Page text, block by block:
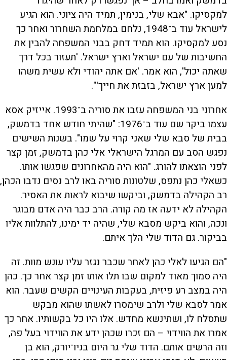
למקסיקו. "אבא שלי, בנימין, תמיד היה ציוני. הוא הגיע
לישראל עוד ב־1948, נלחם במלחמת השחרור ואחר כך
נסע למקסיקו. הוא תמיד דחק בבני המשפחה להבין את
החשיבות של עם ישראל וארץ ישראל. 'תעזור בכל דרך
שאתה יכול', הוא אמר. 'אם אתה יהודי ולא עשית משהו
למען ארץ ישראל, בזבזת את חייך'".
אחרוני בני המשפחה עזבו את סוריה ב־1993. אייזיק אסא
עצמו ביקר שם עוד ב־1976: "שהיתי חודש אחד בדמשק,
בבית של סבא שלי שאני קרוי על שמו". בשנות השישים
נפגש הסב עם המרגל הישראלי אלי כהן בדמשק, זמן קצר
לפני הוצאתו להורג. "הוא היה מהאחרונים שפגשו אותו.
כשאלי כהן נתפס, שלטונות סוריה באו לרב נסים נדבו הכהן,
רב הקהילה בדמשק, וביקשו שיבוא לראות את האסיר.
הקהילה לא ידעה אז מה קורה. הרב כבר היה אדם מבוגר
ונכה, והוא ביקש מסבא שלי, שהיה יד ימינו, להתלוות אליו
בביקור. גם הדוד שלי הלך איתם.
"הם הגיעו לאלי כהן לאחר שכבר נגזר עליו עונש מוות. זה
היה סמוך מאוד למקום שבו תלו אותו זמן קצר אחר כך. כהן
היה במצב רע פיזית, בעקבות העינויים הקשים שעבר. הוא
אמר לסבא שלי ולרב שימסרו לאשתו שהוא מבקש
שתסלח לו, ושתינשא מחדש. אלו היו כל בקשותיו. אחר כך
אמרו את הווידוי – הם זכרו שכהן ידע את הווידוי בעל פה,
וזה הרשים אותם. הדוד שלי גר היום בניו־יורק, הוא בן